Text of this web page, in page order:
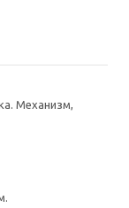
Механизм,